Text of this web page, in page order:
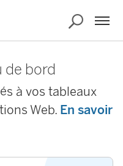
de bord
à vos tableaux
Web. En savoir